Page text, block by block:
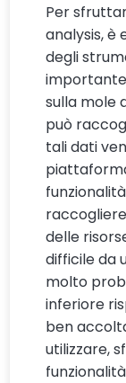
Per
analysis, è
degli
sulla mole
può
tali dati
delle
difficile da
molto
inferiore
ben
utilizzare,